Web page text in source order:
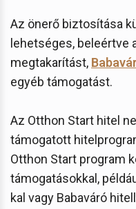
Az önerő biztosítása
lehetséges, beleértve
megtakarítást,
egyéb támogatást.
Az Otthon Start hitel
támogatott
Otthon Start program
támogatásokkal,
kal vagy Babaváró